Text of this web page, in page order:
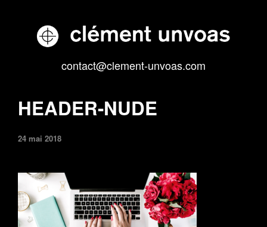
contact@clement-unvoas.com
HEADER-NUDE
24 mai 2018